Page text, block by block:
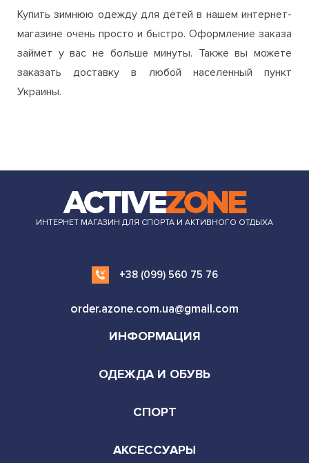
Купить зимнюю одежду для детей в нашем интернет-
магазине очень просто и быстро. Оформление заказа
займет у вас не больше минуты. Также вы можете
заказать доставку в любой населенный пункт
Украины.
ИНТЕРНЕТ МАГАЗИН ДЛЯ СПОРТА И АКТИВНОГО ОТДЫХА
+38 (099) 560 75 76
order.azone.com.ua@gmail.com
ИНФОРМАЦИЯ
ОДЕЖДА И ОБУВЬ
СПОРТ
АКСЕССУАРЫ